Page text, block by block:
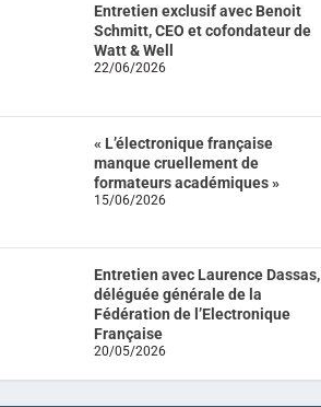
Entretien exclusif avec Benoit
Schmitt, CEO et cofondateur de
Watt & Well
22/06/2026
« L’électronique française
manque cruellement de
formateurs académiques »
15/06/2026
Entretien avec Laurence Dassas,
déléguée générale de la
Fédération de l’Electronique
Française
20/05/2026